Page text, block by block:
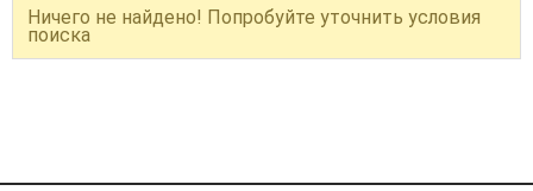
Ничего не найдено! Попробуйте уточнить условия
поиска